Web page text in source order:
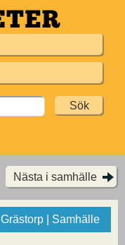
Nästa i samhälle
Grästorp | Samhälle